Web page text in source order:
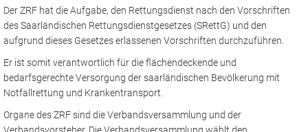
Der ZRF hat die Aufgabe, den Rettungsdienst nach den Vorschriften
des Saarländischen Rettungsdienst­gesetzes (SRettG) und den
aufgrund dieses Gesetzes erlassenen Vorschriften durchzuführen.
Er ist somit verantwortlich für die flächendeckende und
bedarfsgerechte Versorgung der saarländischen Bevölkerung mit
Notfallrettung und Krankentransport.
Organe des ZRF sind die Verbandsversammlung und der